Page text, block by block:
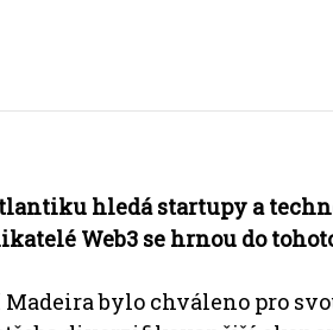
hledá startupy a
Web3 se hrnou do
bylo chváleno pro